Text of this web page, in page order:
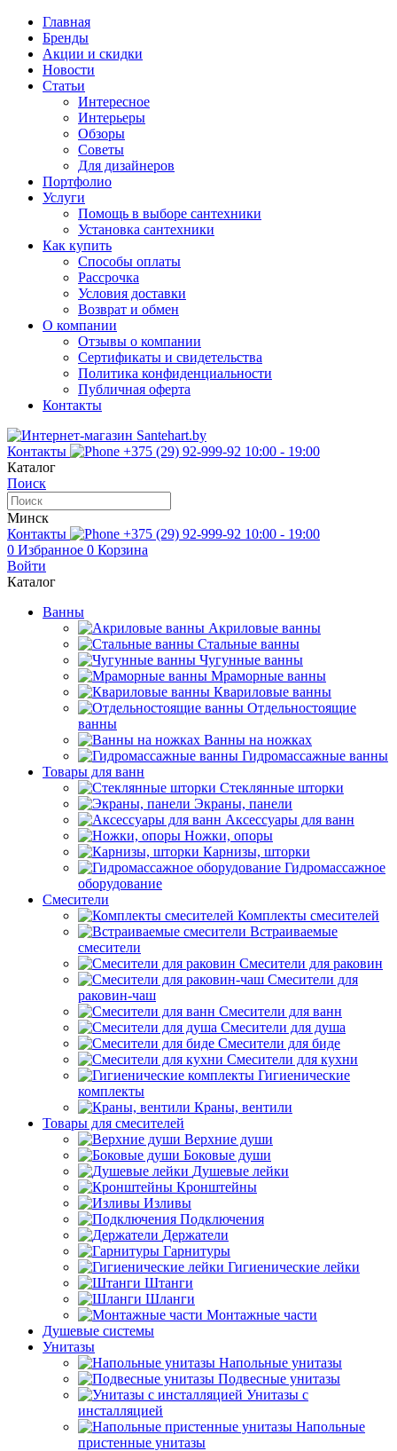
Главная
Бренды
Акции и скидки
Новости
Статьи
Интересное
Интерьеры
Обзоры
Советы
Для дизайнеров
Портфолио
Услуги
Помощь в выборе сантехники
Установка сантехники
Как купить
Способы оплаты
Рассрочка
Условия доставки
Возврат и обмен
О компании
Отзывы о компании
Сертификаты и свидетельства
Политика конфиденциальности
Публичная оферта
Контакты
Контакты +375 (29) 92-999-92 10:00 - 19:00
Каталог
Поиск
Минск
Контакты
+375 (29) 92-999-92 10:00 - 19:00
0 Избранное 0 Корзина
Войти
Каталог
Ванны
Акриловые ванны
Стальные ванны
Чугунные ванны
Мраморные ванны
Квариловые ванны
Отдельностоящие
ванны
Ванны на ножках
Гидромассажные ванны
Товары для ванн
Стеклянные шторки
Экраны, панели
Аксессуары для ванн
Ножки, опоры
Карнизы, шторки
Гидромассажное
оборудование
Смесители
Комплекты смесителей
Встраиваемые
смесители
Смесители для раковин
Смесители для
раковин-чаш
Смесители для ванн
Смесители для душа
Смесители для биде
Смесители для кухни
Гигиенические
комплекты
Краны, вентили
Товары для смесителей
Верхние души
Боковые души
Душевые лейки
Кронштейны
Изливы
Подключения
Держатели
Гарнитуры
Гигиенические лейки
Штанги
Шланги
Монтажные части
Душевые системы
Унитазы
Напольные унитазы
Подвесные унитазы
Унитазы с
инсталляцией
Напольные
пристенные унитазы